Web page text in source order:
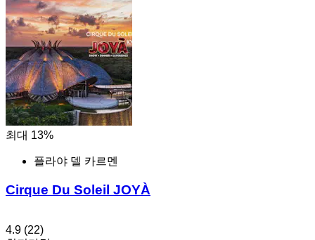
최대 13%
플라야 델 카르멘
Cirque Du Soleil JOYÀ
4.9 (22)